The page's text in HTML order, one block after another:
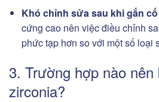
Khó chỉnh sửa sau khi gắn
cứng cao nên việc điều chỉnh
phức tạp hơn so với một số loại
3. Trường hợp nào
zirconia?